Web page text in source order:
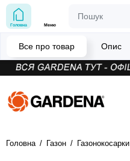
Головна Меню
Головна Газон Газонокосарки
Все про товар Опис